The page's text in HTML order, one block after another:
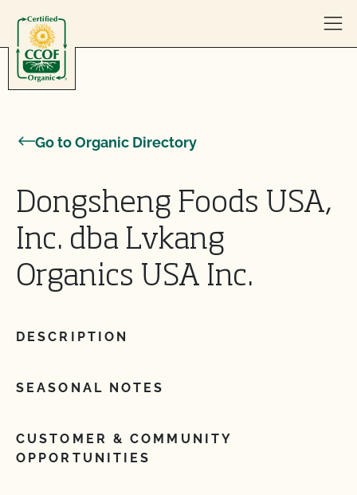
Go to Organic Directory
Dongsheng Foods USA,
Inc. dba Lvkang
Organics USA Inc.
DESCRIPTION
SEASONAL NOTES
CUSTOMER & COMMUNITY
OPPORTUNITIES